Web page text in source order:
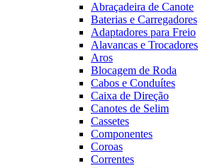
Abraçadeira de Canote
Baterias e Carregadores
Adaptadores para Freio
Alavancas e Trocadores
Aros
Blocagem de Roda
Cabos e Conduítes
Caixa de Direção
Canotes de Selim
Cassetes
Componentes
Coroas
Correntes